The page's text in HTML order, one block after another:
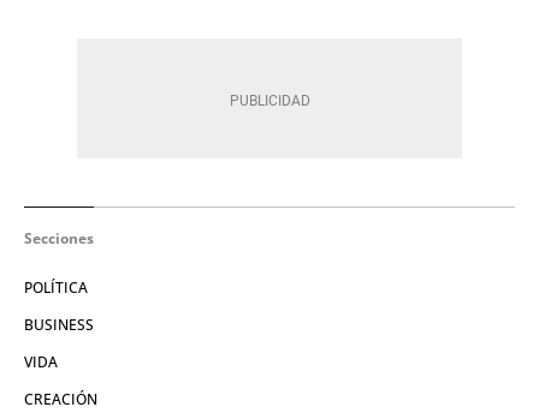
Secciones
POLÍTICA
BUSINESS
VIDA
CREACIÓN